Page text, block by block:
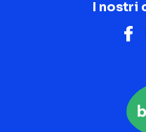
I nostri